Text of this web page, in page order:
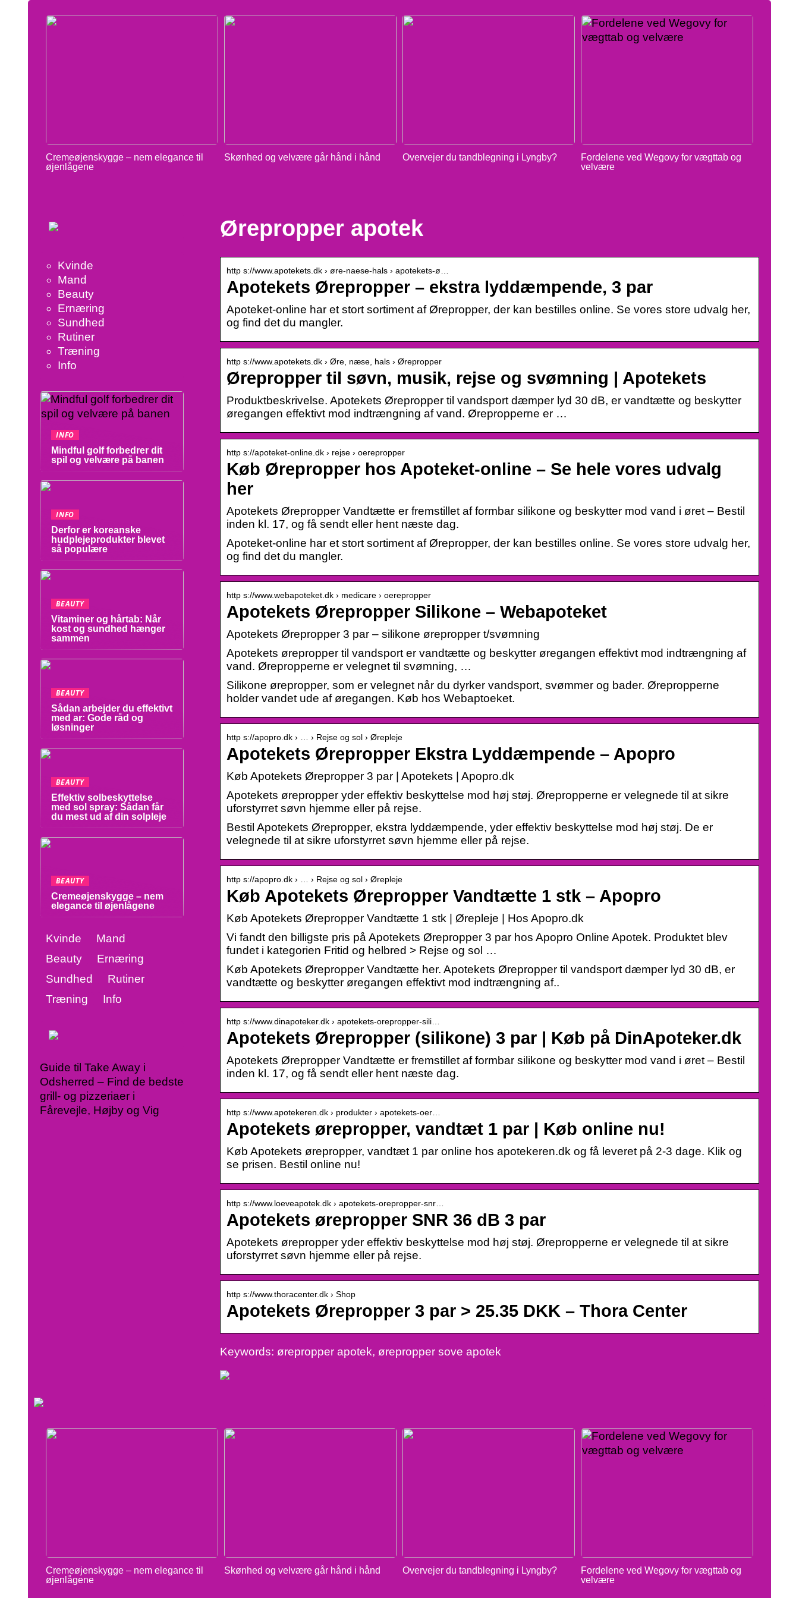
Cremeøjenskygge – nem elegance til
øjenlågene
Skønhed og velvære går hånd i hånd Overvejer du tandblegning i Lyngby?
Fordelene ved Wegovy for vægttab og
velvære
Ørepropper apotek
http s://www.apotekets.dk › øre-naese-hals › apotekets-ø…
Apotekets Ørepropper – ekstra lyddæmpende, 3 par
Apoteket-online har et stort sortiment af Ørepropper, der kan bestilles online. Se vores store udvalg her,
og find det du mangler.
http s://www.apotekets.dk › Øre, næse, hals › Ørepropper
Ørepropper til søvn, musik, rejse og svømning | Apotekets
Produktbeskrivelse. Apotekets Ørepropper til vandsport dæmper lyd 30 dB, er vandtætte og beskytter
øregangen effektivt mod indtrængning af vand. Ørepropperne er …
http s://apoteket-online.dk › rejse › oerepropper
Køb Ørepropper hos Apoteket-online – Se hele vores udvalg
her
Apotekets Ørepropper Vandtætte er fremstillet af formbar silikone og beskytter mod vand i øret – Bestil
inden kl. 17, og få sendt eller hent næste dag.
Apoteket-online har et stort sortiment af Ørepropper, der kan bestilles online. Se vores store udvalg her,
og find det du mangler.
http s://www.webapoteket.dk › medicare › oerepropper
Apotekets Ørepropper Silikone – Webapoteket
Apotekets Ørepropper 3 par – silikone ørepropper t/svømning
Apotekets ørepropper til vandsport er vandtætte og beskytter øregangen effektivt mod indtrængning af
vand. Ørepropperne er velegnet til svømning, …
Silikone ørepropper, som er velegnet når du dyrker vandsport, svømmer og bader. Ørepropperne
holder vandet ude af øregangen. Køb hos Webaptoeket.
http s://apopro.dk › … › Rejse og sol › Ørepleje
Apotekets Ørepropper Ekstra Lyddæmpende – Apopro
Køb Apotekets Ørepropper 3 par | Apotekets | Apopro.dk
Apotekets ørepropper yder effektiv beskyttelse mod høj støj. Ørepropperne er velegnede til at sikre
uforstyrret søvn hjemme eller på rejse.
Bestil Apotekets Ørepropper, ekstra lyddæmpende, yder effektiv beskyttelse mod høj støj. De er
velegnede til at sikre uforstyrret søvn hjemme eller på rejse.
http s://apopro.dk › … › Rejse og sol › Ørepleje
Køb Apotekets Ørepropper Vandtætte 1 stk – Apopro
Køb Apotekets Ørepropper Vandtætte 1 stk | Ørepleje | Hos Apopro.dk
Vi fandt den billigste pris på Apotekets Ørepropper 3 par hos Apopro Online Apotek. Produktet blev
fundet i kategorien Fritid og helbred > Rejse og sol …
Køb Apotekets Ørepropper Vandtætte her. Apotekets Ørepropper til vandsport dæmper lyd 30 dB, er
vandtætte og beskytter øregangen effektivt mod indtrængning af..
http s://www.dinapoteker.dk › apotekets-orepropper-sili…
Apotekets Ørepropper (silikone) 3 par | Køb på DinApoteker.dk
Apotekets Ørepropper Vandtætte er fremstillet af formbar silikone og beskytter mod vand i øret – Bestil
inden kl. 17, og få sendt eller hent næste dag.
http s://www.apotekeren.dk › produkter › apotekets-oer…
Apotekets ørepropper, vandtæt 1 par | Køb online nu!
Køb Apotekets ørepropper, vandtæt 1 par online hos apotekeren.dk og få leveret på 2-3 dage. Klik og
se prisen. Bestil online nu!
http s://www.loeveapotek.dk › apotekets-orepropper-snr…
Apotekets ørepropper SNR 36 dB 3 par
Apotekets ørepropper yder effektiv beskyttelse mod høj støj. Ørepropperne er velegnede til at sikre
uforstyrret søvn hjemme eller på rejse.
http s://www.thoracenter.dk › Shop
Apotekets Ørepropper 3 par > 25.35 DKK – Thora Center
Keywords: ørepropper apotek, ørepropper sove apotek
Kvinde
Mand
Beauty
Ernæring
Sundhed
Rutiner
Træning
Info
INFO
Mindful golf forbedrer dit
spil og velvære på banen
INFO
Derfor er koreanske
hudplejeprodukter blevet
så populære
BEAUTY
Vitaminer og hårtab: Når
kost og sundhed hænger
sammen
BEAUTY
Sådan arbejder du effektivt
med ar: Gode råd og
løsninger
BEAUTY
Effektiv solbeskyttelse
med sol spray: Sådan får
du mest ud af din solpleje
BEAUTY
Cremeøjenskygge – nem
elegance til øjenlågene
Kvinde
Mand
Beauty
Ernæring
Sundhed
Rutiner
Træning
Info
Guide til Take Away i
Odsherred – Find de bedste
grill- og pizzeriaer i
Fårevejle, Højby og Vig
Cremeøjenskygge – nem elegance til
øjenlågene
Skønhed og velvære går hånd i hånd Overvejer du tandblegning i Lyngby?
Fordelene ved Wegovy for vægttab og
velvære